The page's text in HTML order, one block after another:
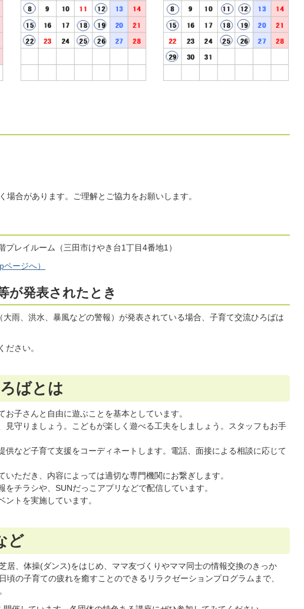
場合があります。ご理解とご協力をお願いします。
プレイルーム（三田市けやき台1丁目4番地1）
ージへ）
が発表されたとき
雨、洪水、暴風などの警報）が発表されている場合、子育て交流ひろばは
ださい。
ばとは
お子さんと自由に遊ぶことを基本としています。
見守りましょう。こどもが楽しく遊べる工夫をしましょう。スタッフもお手
供など子育て支援をコーディネートします。電話、面接による相談に応じて
いただき、内容によっては適切な専門機関にお繋ぎします。
をチラシや、SUNだっこアプリなどで配信しています。
トを実施しています。
ど
居、体操(ダンス)をはじめ、ママ友づくりやママ同士の情報交換のきっか
頃の子育ての疲れを癒すことのできるリラクゼーションプログラムまで、